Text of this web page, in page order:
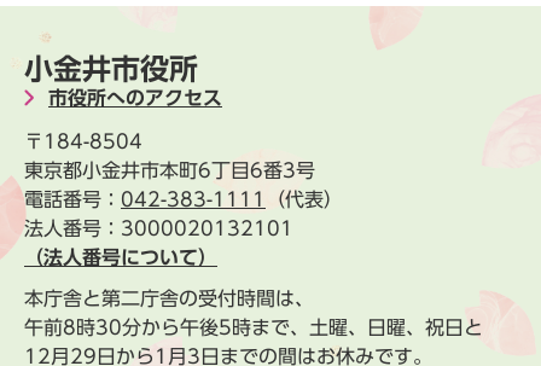
小金井市役所
市役所へのアクセス
〒184-8504
東京都小金井市本町6丁目6番3号
電話番号： 042-383-1111
（代表）
法人番号：3000020132101
（法人番号について）
本庁舎と第二庁舎の受付時間は、
午前8時30分から午後5時まで、土曜、日曜、祝日と
12月29日から1月3日までの間はお休みです。